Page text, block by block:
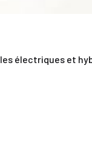
électriques et